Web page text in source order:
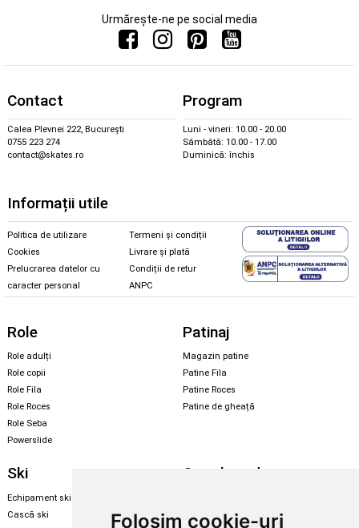
Folosim cookie-uri
Urmărește-ne pe social media
Contact
Calea Plevnei 222, București
0755 223 274
contact@skates.ro
Program
Luni - vineri: 10.00 - 20.00
Sâmbătă: 10.00 - 17.00
Duminică: închis
Informații utile
Politica de utilizare
Cookies
Prelucrarea datelor cu
caracter personal
Termeni și condiții
Livrare și plată
Condiții de retur
ANPC
Role
Role adulți
Role copii
Role Fila
Role Roces
Role Seba
Powerslide
Patinaj
Magazin patine
Patine Fila
Patine Roces
Patine de gheață
Ski
Echipament ski
Cască ski
Snowboard
Echipament snowboard